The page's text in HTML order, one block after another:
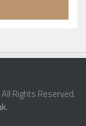
Rights Reserved.
.